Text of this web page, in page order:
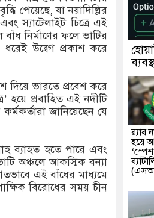
পেয়েছে, যা নয়াদিল্লির
স্যাটেলাইট চিত্রে এই
নির্মাণের ফলে ভাটির
উদ্বেগ প্রকাশ করে
দিয়ে ভারতে প্রবেশ করে
হয়ে প্রবাহিত এই নদীটি
জানিয়েছেন যে
ব্যাহত হতে পারে এবং
অঞ্চলে আকস্মিক বন্যা
এই বাঁধের মাধ্যমে
বিরোধের সময় চীন
র‌্যাব
হয়ে